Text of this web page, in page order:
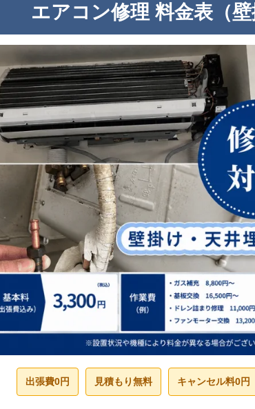
エアコン修理 料金表（壁
出張費0円 見積もり無料 キャンセル料0円